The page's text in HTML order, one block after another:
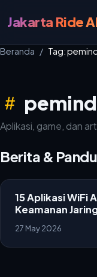
Jakarta Ride
Beranda Tag:
Aplikasi, game, dan
Berita &
15 Aplikasi WiFi
Keamanan
27 May 2026